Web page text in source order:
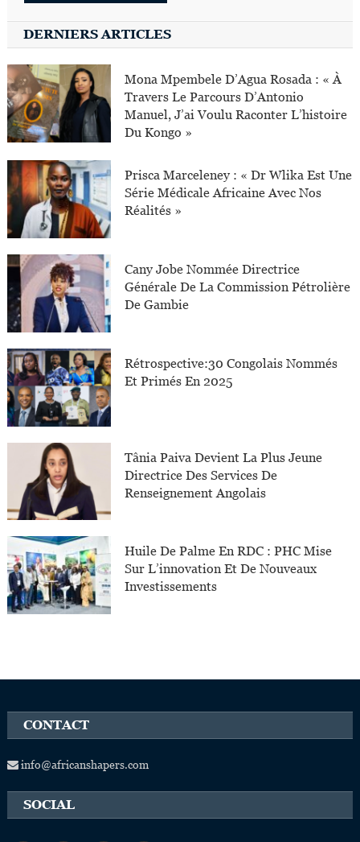
DERNIERS ARTICLES
Mona Mpembele D’Agua Rosada : « À
Travers Le Parcours D’Antonio
Manuel, J’ai Voulu Raconter L’histoire
Du Kongo »
Prisca Marceleney : « Dr Wlika Est Une
Série Médicale Africaine Avec Nos
Réalités »
Cany Jobe Nommée Directrice
Générale De La Commission Pétrolière
De Gambie
Rétrospective:30 Congolais Nommés
Et Primés En 2025
Tânia Paiva Devient La Plus Jeune
Directrice Des Services De
Renseignement Angolais
Huile De Palme En RDC : PHC Mise
Sur L’innovation Et De Nouveaux
Investissements
CONTACT
info@africanshapers.com
SOCIAL